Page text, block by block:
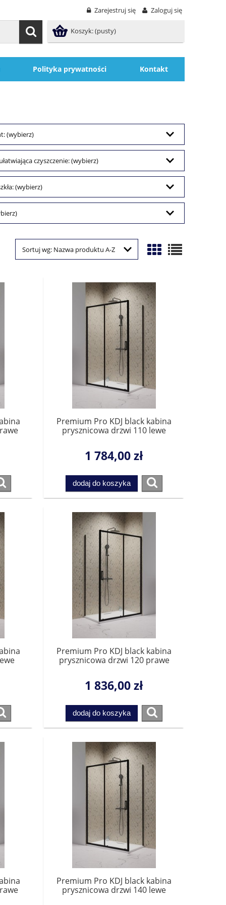
Zarejestruj się Zaloguj się
Koszyk:(pusty)
Polityka prywatności Kontakt
(wybierz)
czyszczenie: (wybierz)
(wybierz)
Sortuj wg: Nazwa produktu A-Z
Premium Pro KDJ black kabina
prysznicowa drzwi 110 lewe
kompletowania ze ścianką.
Przesyłka gratis!
1 784,00 zł
dodaj do koszyka
Premium Pro KDJ black kabina
prysznicowa drzwi 120 prawe
kompletowania ze ścianką.
Przesyłka gratis!
1 836,00 zł
dodaj do koszyka
Premium Pro KDJ black kabina
prysznicowa drzwi 140 lewe